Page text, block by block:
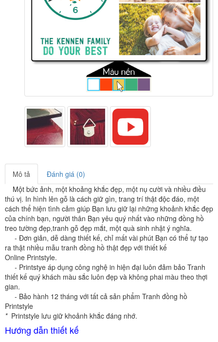
Mô tả
Đánh giá (0)
Một bức ảnh, một khoảng khắc đẹp, một nụ cười và nhiều điều
thú vị. In hình lên gỗ là cách giữ gìn, trang trí thật độc đáo, một
cách thể hiện tình cảm giúp Bạn lưu giữ lại những khoảnh khắc đẹp
của chính bạn, người thân Bạn yêu quý nhất vào những đồng hồ
treo tường đẹp,tranh gỗ đẹp mắt, một quà sinh nhật ý nghĩa.
- Đơn giản, dễ dàng thiết kế, chỉ mất vài phút Bạn có thể tự tạo
ra thật nhiều mẫu tranh đồng hồ thật đẹp với thiết kế
Online Printstyle.
- Printstye áp dụng công nghệ in hiện đại luôn đảm bảo Tranh
thiết kế quý khách màu sắc luôn đẹp và không phai màu theo thợi
gian.
- Bảo hành 12 tháng với tất cả sản phẩm Tranh đồng hồ
Printstyle
* Printstyle lưu giữ khoảnh khắc đáng nhớ.
Hướng dẫn thiết kế